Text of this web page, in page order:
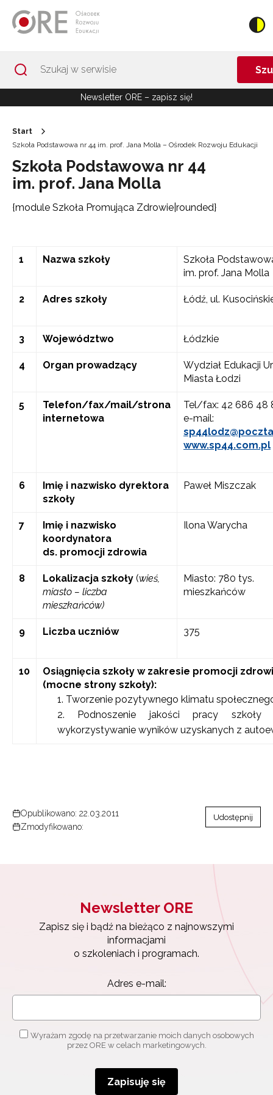
Newsletter ORE – zapisz się!
Start
Szkoła Podstawowa nr 44 im. prof. Jana Molla – Ośrodek Rozwoju Edukacji
Szkoła Podstawowa nr 44
im. prof. Jana Molla
{module Szkoła Promująca Zdrowie|rounded}
1 Nazwa szkoły
Szkoła
im. prof. Jana Molla
2 Adres szkoły Łódź, ul.
3 Województwo Łódzkie
4 Organ prowadzący
Wydział Edukacji
Miasta Łodzi
5
Telefon/fax/mail/strona
internetowa
Tel/fax: 42 686 48
e-mail:
www.sp44.com.pl
6
Imię i nazwisko dyrektora
szkoły
Paweł Miszczak
7
Imię i nazwisko
koordynatora
ds. promocji zdrowia
Ilona Warycha
8 Lokalizacja szkoły (wieś,
miasto – liczba
mieszkańców)
Miasto: 780 tys.
mieszkańców
9 Liczba uczniów 375
10
Osiągnięcia szkoły w zakresie promocji
(mocne strony szkoły):
Tworzenie pozytywnego klimatu
Podnoszenie jakości pracy szkoły
wykorzystywanie wyników uzyskanych z
Opublikowano: 22.03.2011
Zmodyfikowano:
Udostępnij
Newsletter ORE
Zapisz się i bądź na bieżąco z najnowszymi
informacjami
o szkoleniach i programach.
Adres e-mail:
Wyrażam zgodę na przetwarzanie moich danych osobowych
przez ORE w celach marketingowych.
Zapisuję się